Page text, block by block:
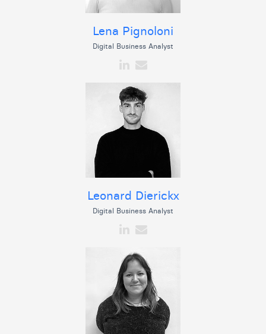
Lena Pignoloni
Digital Business Analyst
Leonard Dierickx
Digital Business Analyst